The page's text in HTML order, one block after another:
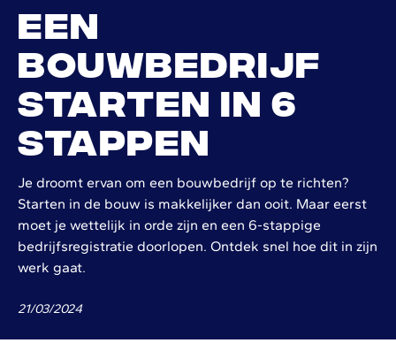
Een
bouwbedrijf
starten in 6
stappen
Je droomt ervan om een bouwbedrijf op te richten?
Starten in de bouw is makkelijker dan ooit. Maar eerst
moet je wettelijk in orde zijn en een 6-stappige
bedrijfsregistratie doorlopen. Ontdek snel hoe dit in zijn
werk gaat.
21/03/2024